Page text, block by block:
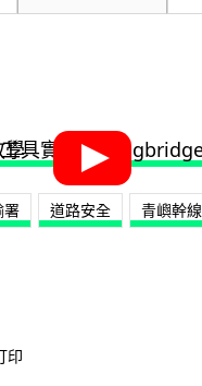
署 道路安全 青嶼幹線
印